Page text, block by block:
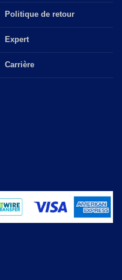
Politique de retour
Expert
Carrière